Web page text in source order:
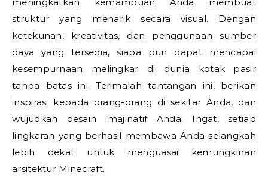
struktur yang menarik secara visual. Dengan
ketekunan, kreativitas, dan penggunaan sumber
daya yang tersedia, siapa pun dapat mencapai
kesempurnaan melingkar di dunia kotak pasir
tanpa batas ini. Terimalah tantangan ini, berikan
inspirasi kepada orang-orang di sekitar Anda, dan
wujudkan desain imajinatif Anda. Ingat, setiap
lingkaran yang berhasil membawa Anda selangkah
lebih dekat untuk menguasai kemungkinan
arsitektur Minecraft.